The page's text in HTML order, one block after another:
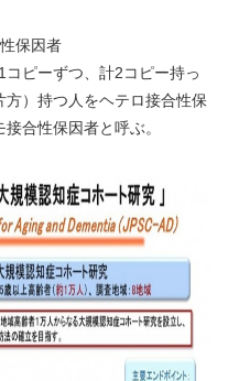
保因者
ピーずつ、計2コピー持っ
）持つ人をヘテロ接合性保
合性保因者と呼ぶ。